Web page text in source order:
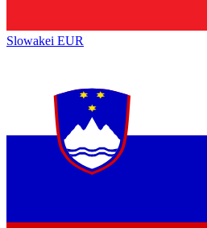
Slowakei EUR